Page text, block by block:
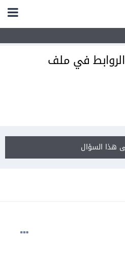
الروابط في ملف
هذا السؤال